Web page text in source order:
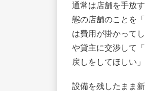
通常は店舗を手放
態の店舗のことを
は費用が掛かって
や貸主に交渉して
戻しをしてほしい
設備を残したまま